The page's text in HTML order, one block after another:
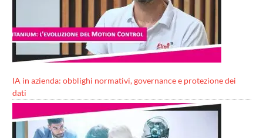
IA in azienda: obblighi normativi, governance e protezione dei
dati